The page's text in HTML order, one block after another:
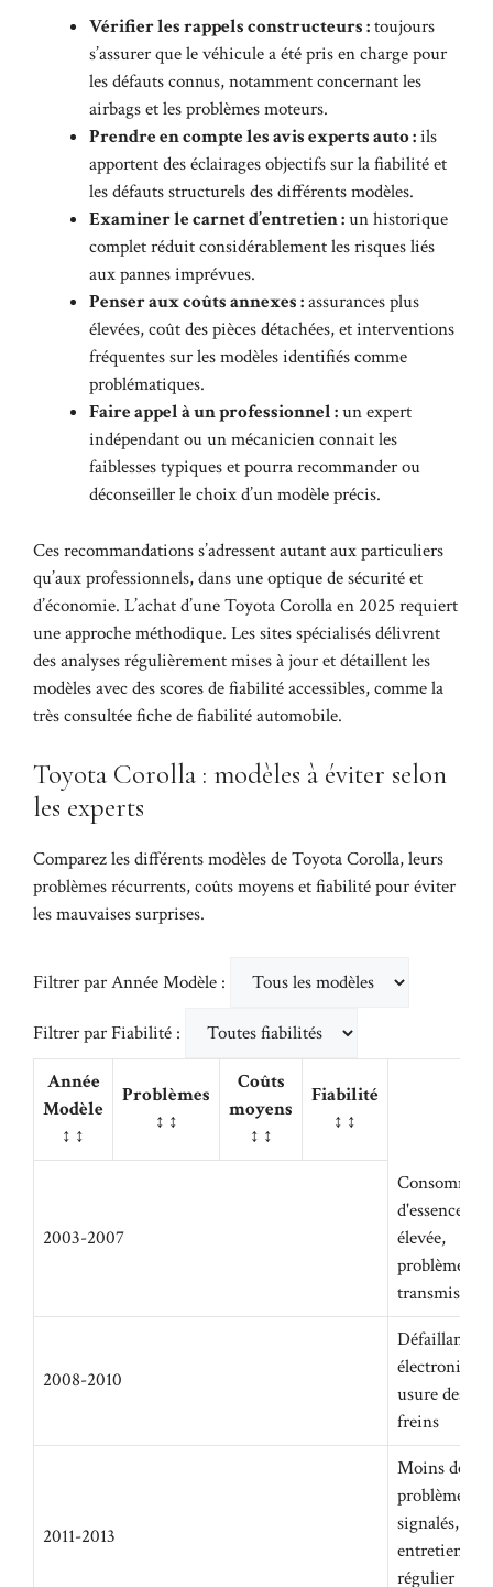
Vérifier les rappels constructeurs :toujours
s’assurer que le véhicule a été pris en charge pour
les défauts connus, notamment concernant les
airbags et les problèmes moteurs.
Prendre en compte les avis experts auto :ils
apportent des éclairages objectifs sur la fiabilité et
les défauts structurels des différents modèles.
Examiner le carnet d’entretien :un historique
complet réduit considérablement les risques liés
aux pannes imprévues.
Penser aux coûts annexes :assurances plus
élevées, coût des pièces détachées, et interventions
fréquentes sur les modèles identifiés comme
problématiques.
Faire appel à un professionnel :un expert
indépendant ou un mécanicien connait les
faiblesses typiques et pourra recommander ou
déconseiller le choix d’un modèle précis.
Ces recommandations s’adressent autant aux particuliers
qu’aux professionnels, dans une optique de sécurité et
d’économie. L’achat d’une Toyota Corolla en 2025 requiert
une approche méthodique. Les sites spécialisés délivrent
des analyses régulièrement mises à jour et détaillent les
modèles avec des scores de fiabilité accessibles, comme la
très consultée fiche defiabilité automobile.
Toyota Corolla : modèles à éviter selon
les experts
Comparez les différents modèles de Toyota Corolla, leurs
problèmes récurrents, coûts moyens et fiabilité pour éviter
les mauvaises surprises.
Filtrer par Année Modèle :
Filtrer par Fiabilité :
Année
Modèle
↕ ↕
Problèmes
↕ ↕
Coûts
moyens
↕ ↕
Fiabilité
↕ ↕
2003-2007
d'essence
élevée,
problèmes de
transmission
2008-2010
Défaillances
usure des
freins
2011-2013
Moins de
problèmes
signalés,
entretien
régulier